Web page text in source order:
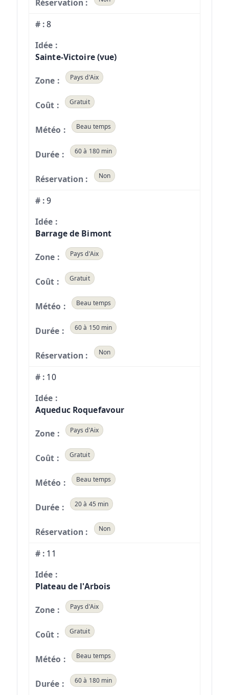
8
Sainte-Victoire (vue)
Pays d'Aix
Gratuit
Beau temps
60 à 180 min
Non
9
Barrage de Bimont
Pays d'Aix
Gratuit
Beau temps
60 à 150 min
Non
10
Aqueduc Roquefavour
Pays d'Aix
Gratuit
Beau temps
20 à 45 min
Non
11
Plateau de l'Arbois
Pays d'Aix
Gratuit
Beau temps
60 à 180 min